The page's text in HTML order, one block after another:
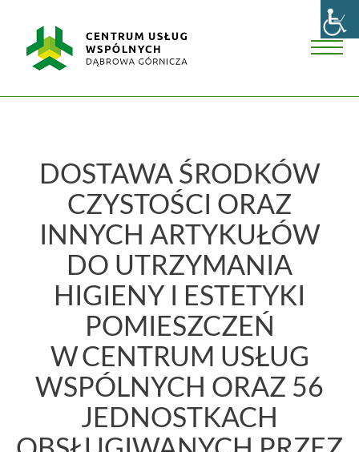
content
Centrum
Usług
Wspólnych
Górniczej
DOSTAWA ŚRODKÓW
CZYSTOŚCI ORAZ
INNYCH ARTYKUŁÓW
DO UTRZYMANIA
HIGIENY I ESTETYKI
POMIESZCZEŃ
W CENTRUM USŁUG
WSPÓLNYCH ORAZ 56
JEDNOSTKACH